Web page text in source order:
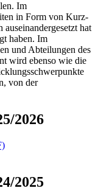
Im
in Form von Kurz-
hat
haben. Im
und Abteilungen des
wird ebenso wie die
von der
2026
2025